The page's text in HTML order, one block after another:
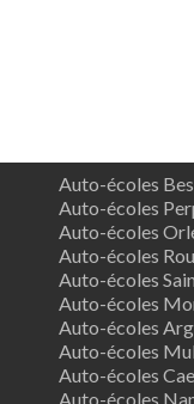
Auto-écoles
Auto-écoles
Auto-écoles
Auto-écoles
Auto-écoles
Auto-écoles
Auto-écoles
Auto-écoles
Auto-écoles
Auto-écoles